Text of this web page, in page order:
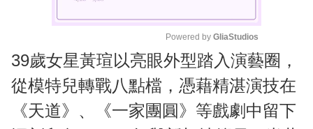
M
u
t
e
Powered by GliaStudios
39歲女星黃瑄以亮眼外型踏入演藝圈，
從模特兒轉戰八點檔，憑藉精湛演技在
《天道》、《一家團圓》等戲劇中留下